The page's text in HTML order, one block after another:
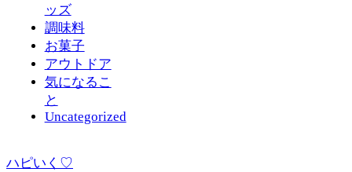
ッズ
調味料
お菓子
アウトドア
気になるこ
と
Uncategorized
ハピいく♡